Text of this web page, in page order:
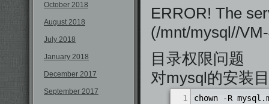
October 2018
August 2018
July 2018
January 2018
December 2017
September 2017
ERROR! The
(/mnt/mysql//
目录权限问题
对mysql的安装
1
chown -R